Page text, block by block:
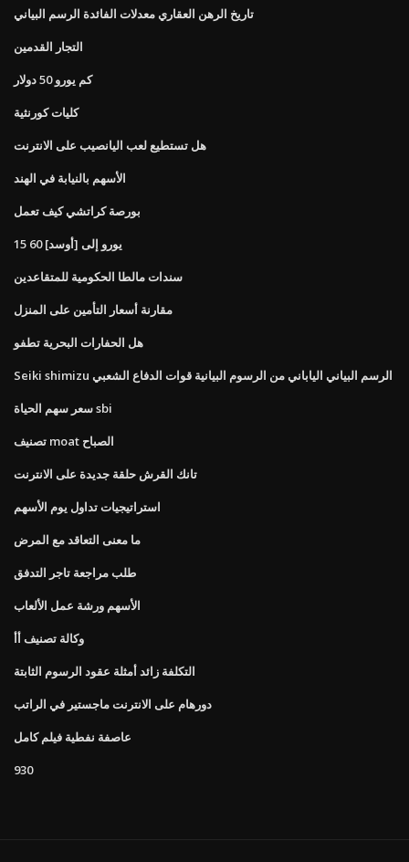
تاريخ الرهن العقاري معدلات الفائدة الرسم البياني
التجار القدمين
كم يورو 50 دولار
كليات كورنثية
هل تستطيع لعب اليانصيب على الانترنت
الأسهم بالنيابة في الهند
بورصة كراتشي كيف تعمل
15 60 يورو إلى [أوسد]
سندات مالطا الحكومية للمتقاعدين
مقارنة أسعار التأمين على المنزل
هل الحفارات البحرية تطفو
Seiki shimizu الرسم البياني الياباني من الرسوم البيانية قوات الدفاع الشعبي
سعر سهم الحياة sbi
تصنيف moat الصباح
تانك القرش حلقة جديدة على الانترنت
استراتيجيات تداول يوم الأسهم
ما معنى التعاقد مع المرض
طلب مراجعة تاجر التدفق
الأسهم ورشة عمل الألعاب
وكالة تصنيف أأ
التكلفة زائد أمثلة عقود الرسوم الثابتة
دورهام على الانترنت ماجستير في الراتب
عاصفة نفطية فيلم كامل
930